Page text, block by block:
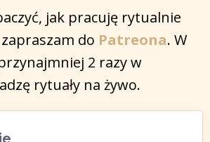
jak pracuję rytualnie
do Patreona. W
2 razy w
rytuały na żywo.